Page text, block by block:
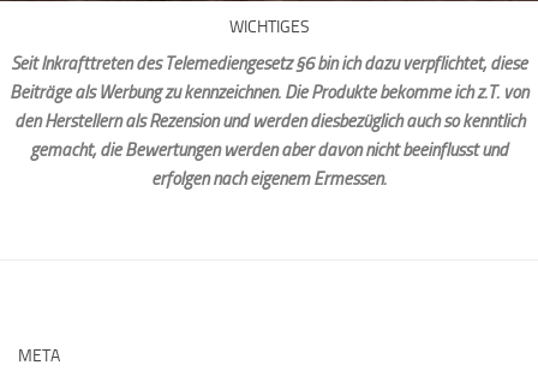
WICHTIGES
Seit Inkrafttreten des Telemediengesetz §6 bin ich dazu verpflichtet, diese
Beiträge als Werbung zu kennzeichnen. Die Produkte bekomme ich z.T. von
den Herstellern als Rezension und werden diesbezüglich auch so kenntlich
gemacht, die Bewertungen werden aber davon nicht beeinflusst und
erfolgen nach eigenem Ermessen.
META